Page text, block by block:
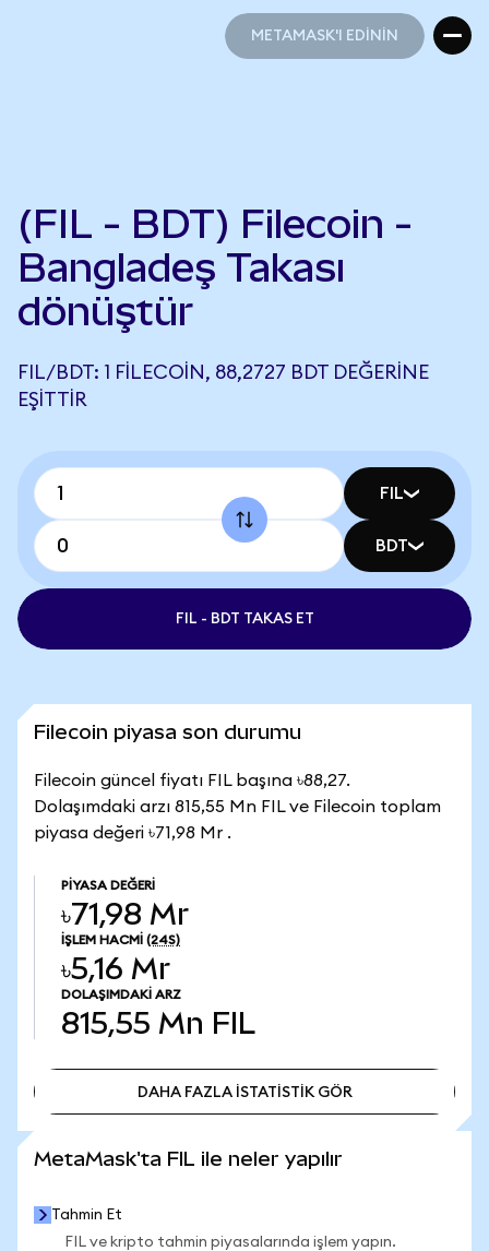
METAMASK'I EDİNİN
(FIL - BDT) Filecoin -
Bangladeş Takası
dönüştür
FIL/BDT: 1 FILECOIN, 88,2727 BDT DEĞERINE
EŞITTIR
FIL
BDT
FIL - BDT TAKAS ET
Filecoin piyasa son durumu
Filecoin güncel fiyatı FIL başına ৳88,27.
Dolaşımdaki arzı 815,55 Mn FIL ve Filecoin toplam
piyasa değeri ৳71,98 Mr .
PIYASA DEĞERI
৳71,98 Mr
İŞLEM HACMI (24S)
৳5,16 Mr
DOLAŞIMDAKI ARZ
815,55 Mn FIL
DAHA FAZLA İSTATİSTİK GÖR
MetaMask'ta FIL ile neler yapılır
Tahmin Et
FIL ve kripto tahmin piyasalarında işlem yapın.